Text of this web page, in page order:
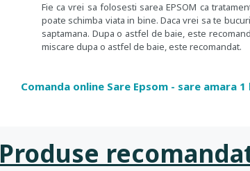
Fie ca vrei sa folosesti sarea EPSOM ca
poate schimba viata in bine. Daca vrei sa te
saptamana. Dupa o astfel de baie, este
miscare dupa o astfel de baie, este recomandat.
Comanda online Sare Epsom - sare amara
Produse